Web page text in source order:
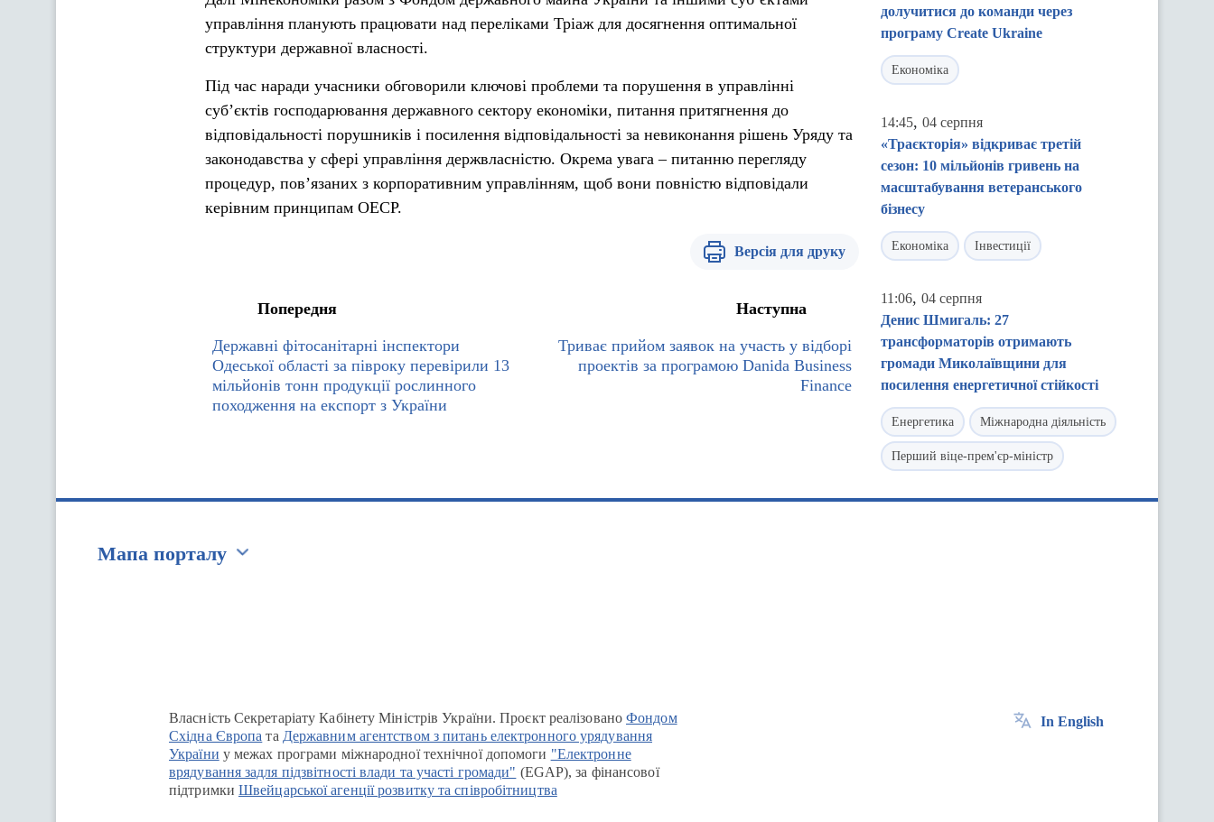
управління планують працювати над переліками Тріаж для досягнення оптимальної
структури державної власності.
Під час наради учасники обговорили ключові проблеми та порушення в управлінні
суб’єктів господарювання державного сектору економіки, питання притягнення до
відповідальності порушників і посилення відповідальності за невиконання рішень Уряду та
законодавства у сфері управління держвласністю. Окрема увага – питанню перегляду
процедур, пов’язаних з корпоративним управлінням, щоб вони повністю відповідали
керівним принципам ОЕСР.
Версія для друку
Попередня
Державні фітосанітарні інспектори
Одеської області за півроку перевірили 13
мільйонів тонн продукції рослинного
походження на експорт з України
Наступна
Триває прийом заявок на участь у відборі
проектів за програмою Danida Business
Finance
долучитися до команди через
програму Create Ukraine
Економіка
14:45, 04 серпня
«Траєкторія» відкриває третій
сезон: 10 мільйонів гривень на
масштабування ветеранського
бізнесу
Економіка Інвестиції
11:06, 04 серпня
Денис Шмигаль: 27
трансформаторів отримають
громади Миколаївщини для
посилення енергетичної стійкості
Енергетика Міжнародна діяльність
Перший віце-прем'єр-міністр
Мапа порталу
Власність Секретаріату Кабінету Міністрів України. Проєкт реалізованоФондом
Східна Європа та Державним агентством з питань електронного урядування
України у межах програми міжнародної технічної допомоги "Електронне
врядування задля підзвітності влади та участі громади" (EGAP), за фінансової
підтримки Швейцарської агенції розвитку та співробітництва
In English